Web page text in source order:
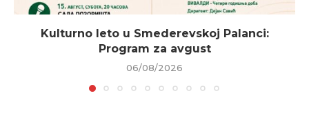
Kulturno leto u Smederevskoj Palanci:
Program za avgust
06/08/2026